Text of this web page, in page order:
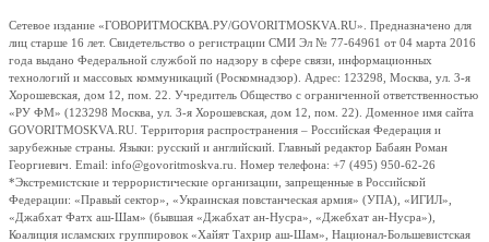
Сетевое издание «ГОВОРИТМОСКВА.РУ/GOVORITMOSKVA.RU». Предназначено для
лиц старше 16 лет. Свидетельство о регистрации СМИ Эл № 77-64961 от 04 марта 2016
года выдано Федеральной службой по надзору в сфере связи, информационных
технологий и массовых коммуникаций (Роскомнадзор). Адрес: 123298, Москва, ул. 3-я
Хорошевская, дом 12, пом. 22. Учредитель Общество с ограниченной ответственностью
«РУ ФМ» (123298 Москва, ул. 3-я Хорошевская, дом 12, пом. 22). Доменное имя сайта
GOVORITMOSKVA.RU. Территория распространения – Российская Федерация и
зарубежные страны. Языки: русский и английский. Главный редактор Бабаян Роман
Георгиевич. Email: info@govoritmoskva.ru. Номер телефона: +7 (495) 950-62-26
*Экстремистские и террористические организации, запрещенные в Российской
Федерации: «Правый сектор», «Украинская повстанческая армия» (УПА), «ИГИЛ»,
«Джабхат Фатх аш-Шам» (бывшая «Джабхат ан-Нусра», «Джебхат ан-Нусра»),
Коалиция исламских группировок «Хайят Тахрир аш-Шам», Национал-Большевистская